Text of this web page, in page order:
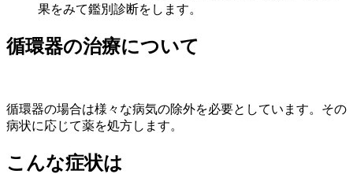
果をみて鑑別診断をします。
循環器の治療について
循環器の場合は様々な病気の除外を必要としています。その
病状に応じて薬を処方します。
こんな症状は